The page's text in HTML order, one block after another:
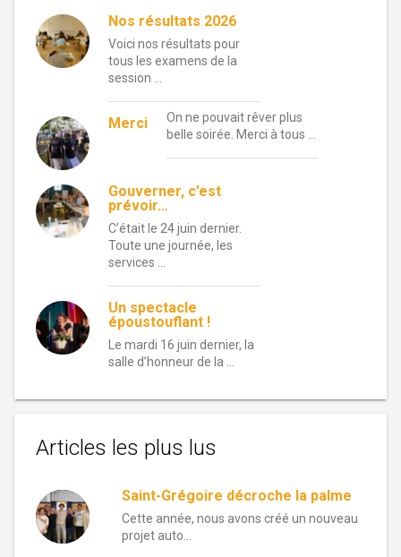
Nos résultats 2026
Voici nos résultats pour
tous les examens de la
session …
Merci
On ne pouvait rêver plus
belle soirée. Merci à tous …
Gouverner, c’est
prévoir…
C’était le 24 juin dernier.
Toute une journée, les
services …
Un spectacle
époustouflant !
Le mardi 16 juin dernier, la
salle d’honneur de la …
Articles les plus lus
Saint-Grégoire décroche la palme
Cette année, nous avons créé un nouveau
projet auto...